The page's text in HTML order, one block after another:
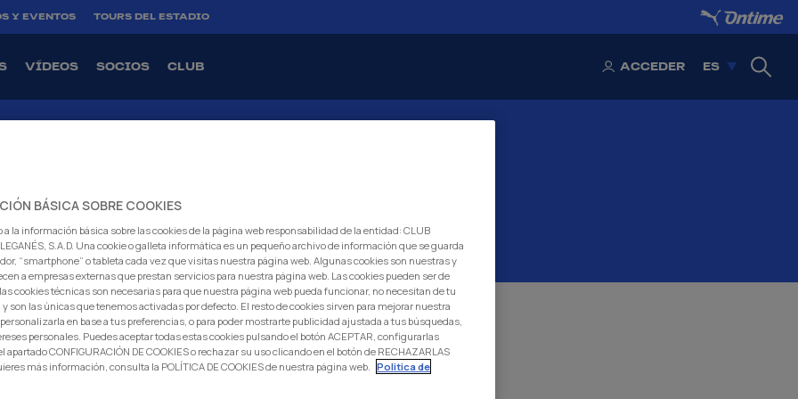
Y EVENTOS TOURS DEL ESTADIO
VÍDEOS SOCIOS CLUB ACCEDER ES
INTERNACIONAL
D
BÁSICA SOBRE COOKIES
a la información básica sobre las cookies de la página web responsabilidad de la entidad: CLUB
LEGANÉS, S.A.D. Una cookie o galleta informática es un pequeño archivo de información que se guarda
“smartphone” o tableta cada vez que visitas nuestra página web. Algunas cookies son nuestras y
a empresas externas que prestan servicios para nuestra página web. Las cookies pueden ser de
cookies técnicas son necesarias para que nuestra página web pueda funcionar, no necesitan de tu
son las únicas que tenemos activadas por defecto. El resto de cookies sirven para mejorar nuestra
en base a tus preferencias, o para poder mostrarte publicidad ajustada a tus búsquedas,
personales. Puedes aceptar todas estas cookies pulsando el botón ACEPTAR, configurarlas
apartado CONFIGURACIÓN DE COOKIES o rechazar su uso clicando en el botón de RECHAZARLAS
más información, consulta la POLÍTICA DE COOKIES de nuestra página web.
Politica de